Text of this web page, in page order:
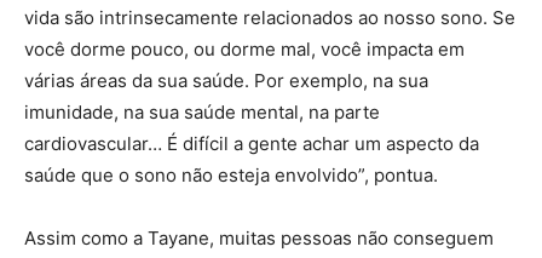
vida são intrinsecamente relacionados ao nosso sono. Se
você dorme pouco, ou dorme mal, você impacta em
várias áreas da sua saúde. Por exemplo, na sua
imunidade, na sua saúde mental, na parte
cardiovascular… É difícil a gente achar um aspecto da
saúde que o sono não esteja envolvido”, pontua.
Assim como a Tayane, muitas pessoas não conseguem